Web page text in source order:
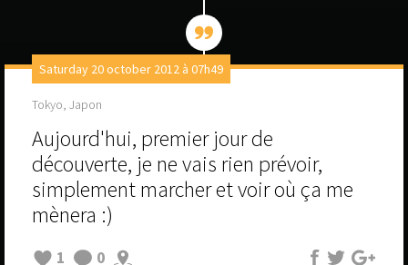
Saturday 20 october 2012 à 07h49
Tokyo, Japon
Aujourd'hui, premier jour de
découverte, je ne vais rien prévoir,
simplement marcher et voir où ça me
mènera :)
1 0